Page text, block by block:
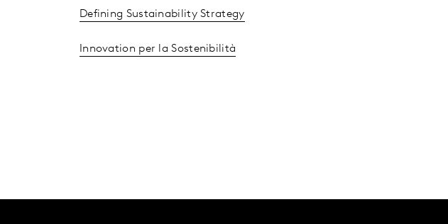
Defining Sustainability Strategy
Innovation per la Sostenibilità